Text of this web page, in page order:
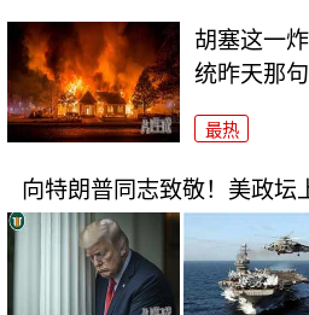
胡塞这一
统昨天那
最热
向特朗普同志致敬！美政坛